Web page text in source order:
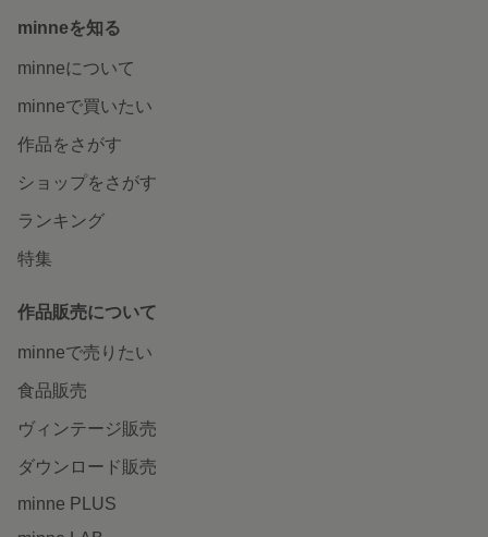
minneを知る
minneについて
minneで買いたい
作品をさがす
ショップをさがす
ランキング
特集
作品販売について
minneで売りたい
食品販売
ヴィンテージ販売
ダウンロード販売
minne PLUS